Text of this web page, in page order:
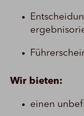
Wir bieten:
einen